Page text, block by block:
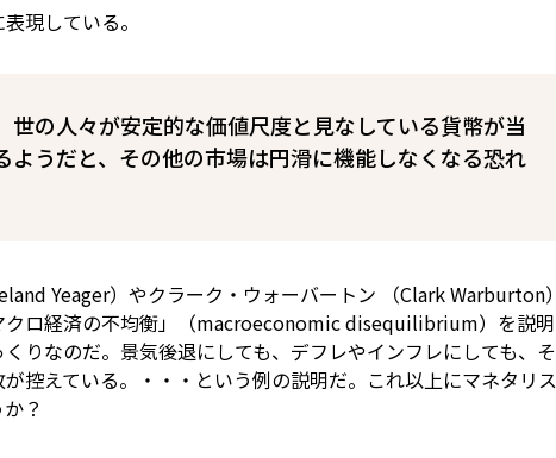
現している。
世の人々が安定的な価値尺度と見なしている貨幣が当
ようだと、その他の市場は円滑に機能しなくなる恐れ
Yeager）やクラーク・ウォーバートン （Clark Warburton）
クロ経済の不均衡」（macroeconomic disequilibrium）を説明
りなのだ。景気後退にしても、デフレやインフレにしても、そ
控えている。・・・という例の説明だ。これ以上にマネタリス
？